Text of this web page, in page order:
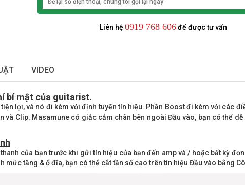
Liên hệ 0919 768 606để được tư vấn
VIDEO
bí mật của guitarist.
lợi, và nó đi kèm với định tuyến tín hiệu. Phần Boost đi kèm với các
và Clip. Masamune có giắc cắm chân bên ngoài Đầu vào, bạn có thể
của bạn trước khi gửi tín hiệu của bạn đến amp và / hoặc bất kỳ
mức tăng & ổ đĩa, bạn có thể cắt tần số cao trên tín hiệu Đầu vào bằng